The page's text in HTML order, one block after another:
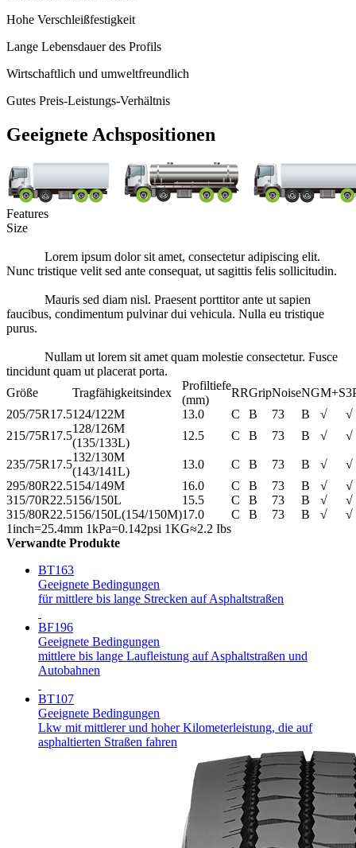
Hohe Verschleißfestigkeit
Lange Lebensdauer des Profils
Wirtschaftlich und umweltfreundlich
Gutes Preis-Leistungs-Verhältnis
Geeignete Achspositionen
Features
Size
Lorem ipsum dolor sit amet, consectetur adipiscing elit.
Nunc tristique velit sed ante consequat, ut sagittis felis sollicitudin.
Mauris sed diam nisl. Praesent porttitor ante ut sapien
faucibus, condimentum pulvinar dui vehicula. Nulla eu tristique
purus.
Nullam ut lorem sit amet quam molestie consectetur. Fusce
tincidunt quam ut placerat porta.
Größe
Tragfähigkeitsindex
Profiltiefe
(mm)
RRGripNoiseNGM+S
205/75R17.5124/122M 13.0 C B 73 B √
√
215/75R17.5
128/126M
(135/133L)
12.5 C B 73 B √ √
235/75R17.5
132/130M
(143/141L)
13.0 C B 73 B √
√
295/80R22.5154/149M 16.0 C B 73 B √
√
315/70R22.5156/150L 15.5 C B 73 B √
√
315/80R22.5156/150L(154/150M)17.0 C B 73 B √
√
1inch=25.4mm 1kPa=0.142psi 1KG≈2.2 Ibs
Verwandte Produkte
BT163
Geeignete Bedingungen
für mittlere bis lange Strecken auf Asphaltstraßen
BF196
Geeignete Bedingungen
mittlere bis lange Laufleistung auf Asphaltstraßen und
Autobahnen
BT107
Geeignete Bedingungen
Lkw mit mittlerer und hoher Kilometerleistung, die auf
asphaltierten Straßen fahren